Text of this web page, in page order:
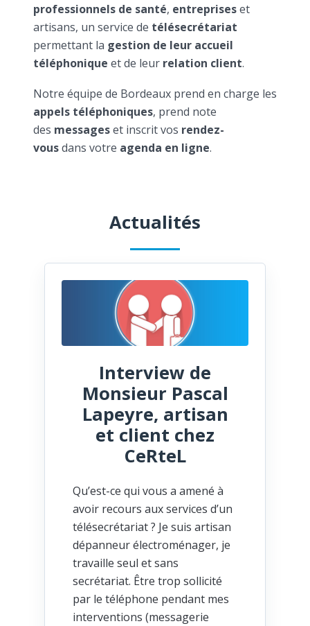
professionnels de santé, entrepriseset
artisans, un service de télésecrétariat
permettant la gestion de leur accueil
téléphonique et de leur relation client.
Notre équipe de Bordeaux prend en charge les
appels téléphoniques, prend note
des messageset inscrit vos rendez-
vousdans votre agenda en ligne.
Actualités
Interview de
Monsieur Pascal
Lapeyre, artisan
et client chez
CeRteL
Qu’est-ce qui vous a amené à
avoir recours aux services d’un
télésecrétariat ? Je suis artisan
dépanneur électroménager, je
travaille seul et sans
secrétariat. Être trop sollicité
par le téléphone pendant mes
interventions (messagerie